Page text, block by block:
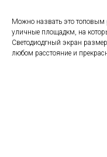
Можно назвать это топовым
уличные площадкм, на
Светодиодгный экран
любом расстояние и